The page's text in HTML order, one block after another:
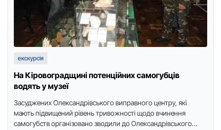
екскурсія
На Кіровоградщині потенційних самогубців
водять у музеї
Засуджених Олександрівського виправного центру, які
мають підвищений рівень тривожності щодо вчинення
самогубств організовано зводили до Олександрівського